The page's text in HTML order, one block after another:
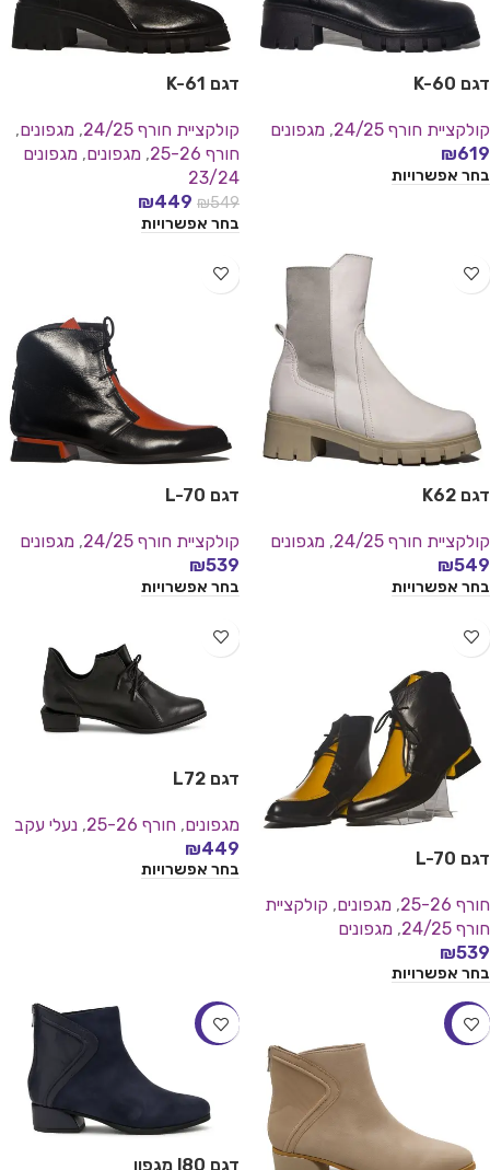
דגם K-60
קולקציית חורף 24/25 , מגפונים
₪619
בחר אפשרויות
דגם K-61
קולקציית חורף 24/25 , מגפונים,
חורף 25-26
, מגפונים, מגפונים
23/24
₪549
₪449
בחר אפשרויות
דגם K62
קולקציית חורף 24/25 , מגפונים
₪549
בחר אפשרויות
דגם L-70
קולקציית חורף 24/25 , מגפונים
₪539
בחר אפשרויות
דגם L-70
חורף 25-26 , מגפונים, קולקציית
חורף 24/25
, מגפונים
₪539
בחר אפשרויות
דגם L72
מגפונים, חורף 25-26 , נעלי עקב
₪449
בחר אפשרויות
-24%
-17%
דגם l80 מגפון